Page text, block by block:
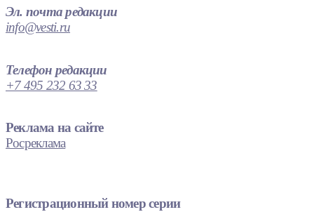
Эл. почта редакции
info@vesti.ru
Телефон редакции
+7 495 232 63 33
Реклама на сайте
Росреклама
Регистрационный номер серии